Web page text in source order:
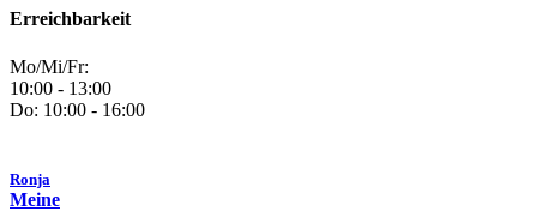
Erreichbarkeit
Mo/Mi/Fr:
10:00 - 13:00
Do: 10:00 - 16:00
Ronja
Meine